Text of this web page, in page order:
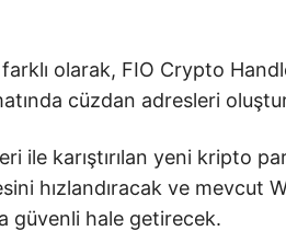
olarak, FIO Crypto
cüzdan adresleri
ile karıştırılan yeni kripto
hızlandıracak ve mevcut
güvenli hale getirecek.